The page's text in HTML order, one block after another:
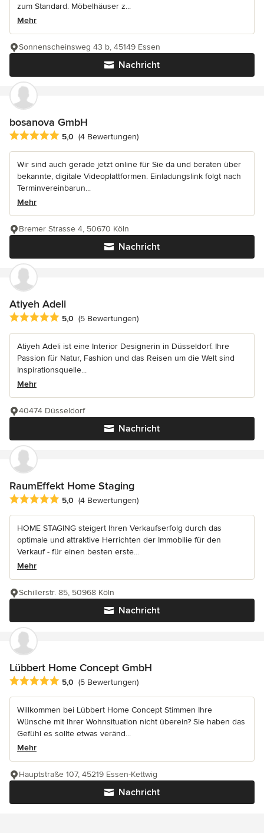
zum Standard. Möbelhäuser z...
Mehr
Nachricht
Sonnenscheinsweg 43 b, 45149 Essen
bosanova GmbH
Durchschnittliche Bewertung: 5 von 5 Sternen
5,0 (4 Bewertungen)
Wir sind auch gerade jetzt online für Sie da und beraten über
bekannte, digitale Videoplattformen. Einladungslink folgt nach
Terminvereinbarun...
Mehr
Nachricht
Bremer Strasse 4, 50670 Köln
Atiyeh Adeli
Durchschnittliche Bewertung: 5 von 5 Sternen
5,0 (5 Bewertungen)
Atiyeh Adeli ist eine Interior Designerin in Düsseldorf. Ihre
Passion für Natur, Fashion und das Reisen um die Welt sind
Inspirationsquelle...
Mehr
Nachricht
40474 Düsseldorf
RaumEffekt Home Staging
Durchschnittliche Bewertung: 5 von 5 Sternen
5,0 (4 Bewertungen)
HOME STAGING steigert Ihren Verkaufserfolg durch das
optimale und attraktive Herrichten der Immobilie für den
Verkauf - für einen besten erste...
Mehr
Nachricht
Schillerstr. 85, 50968 Köln
Lübbert Home Concept GmbH
Durchschnittliche Bewertung: 5 von 5 Sternen
5,0 (5 Bewertungen)
Willkommen bei Lübbert Home Concept Stimmen Ihre
Wünsche mit Ihrer Wohnsituation nicht überein? Sie haben das
Gefühl es sollte etwas veränd...
Mehr
Nachricht
Hauptstraße 107, 45219 Essen-Kettwig